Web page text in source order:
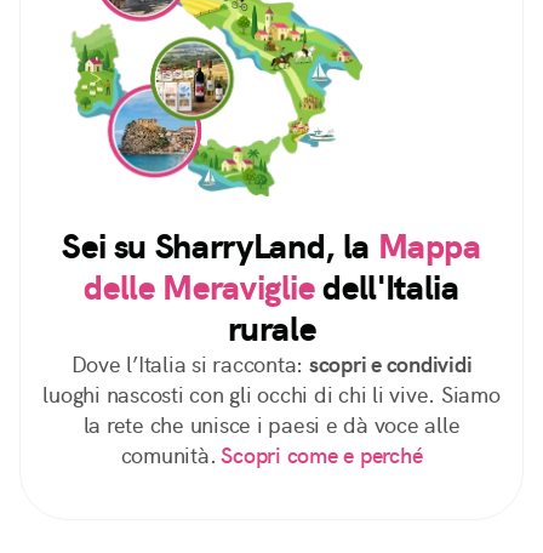
Sei su SharryLand, la Mappa
delle Meravigliedell'Italia
rurale
Dove l’Italia si racconta: scopri e condividi
luoghi nascosti con gli occhi di chi li vive. Siamo
la rete che unisce i paesi e dà voce alle
comunità. Scopri come e perché